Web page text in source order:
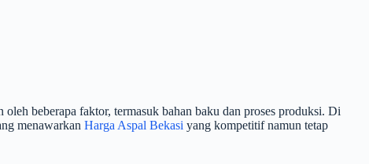
beberapa faktor, termasuk bahan baku dan proses produksi. Di
menawarkan Harga Aspal Bekasi yang kompetitif namun tetap